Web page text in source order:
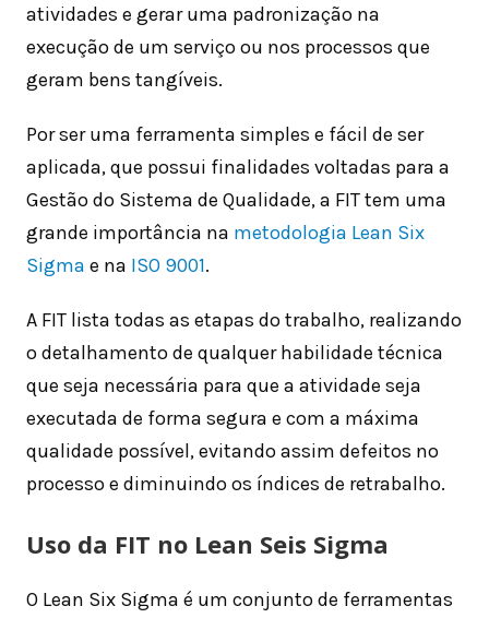
atividades e gerar uma padronização na
execução de um serviço ou nos processos que
geram bens tangíveis.
Por ser uma ferramenta simples e fácil de ser
aplicada, que possui finalidades voltadas para a
Gestão do Sistema de Qualidade, a FIT tem uma
grande importância na metodologia Lean Six
Sigma e na ISO 9001.
A FIT lista todas as etapas do trabalho, realizando
o detalhamento de qualquer habilidade técnica
que seja necessária para que a atividade seja
executada de forma segura e com a máxima
qualidade possível, evitando assim defeitos no
processo e diminuindo os índices de retrabalho.
Uso da FIT no Lean Seis Sigma
O Lean Six Sigma é um conjunto de ferramentas